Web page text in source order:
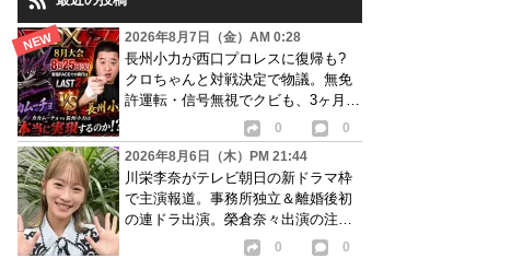
2026年8月7日（金）AM 0:28
長州小力が西口プロレスに復帰も?
クロちゃんと対戦決定で物議。無免
許運転・信号無視でクビも、3ヶ月で
0
0
2026年8月6日（木）PM 21:44
川栄李奈がテレビ朝日の新ドラマ枠
で主演報道。事務所独立＆離婚後初
の連ドラ出演。榮倉奈々出演の注目
0
0